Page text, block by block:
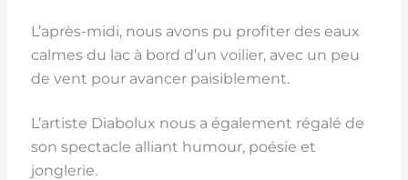
L’après-midi, nous avons pu profiter des eaux
calmes du lac à bord d’un voilier, avec un peu
de vent pour avancer paisiblement.
L’artiste Diabolux nous a également régalé de
son spectacle alliant humour, poésie et
jonglerie.